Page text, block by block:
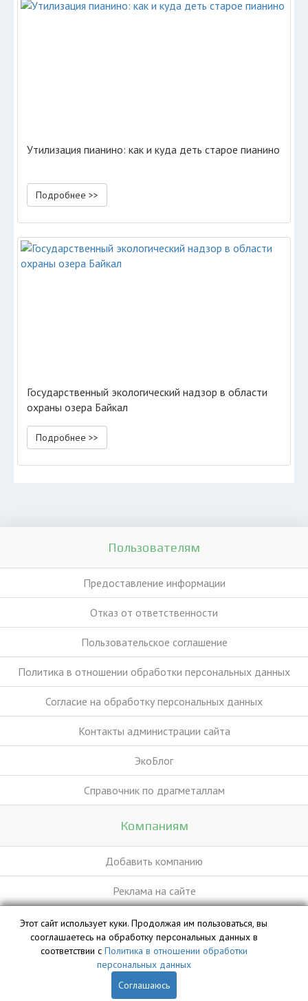
Утилизация пианино: как и куда деть старое пианино
Подробнее >>
Государственный экологический надзор в области
охраны озера Байкал
Подробнее >>
Пользователям
Предоставление информации
Отказ от ответственности
Пользовательское соглашение
Политика в отношении обработки персональных данных
Согласие на обработку персональных данных
Контакты администрации сайта
ЭкоБлог
Справочник по драгметаллам
Компаниям
Добавить компанию
Реклама на сайте
База данных сайта vyvoz.org является интеллектуальной
собственностью ООО «Профит» и охраняется законом.
Этот сайт использует куки. Продолжая им пользоваться, вы
сооглашаетесь на обработку персональных данных в
соответствии с Политика в отношении обработки
персональных данных
Соглашаюсь